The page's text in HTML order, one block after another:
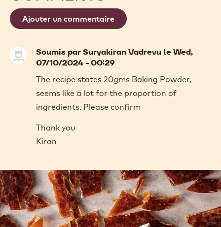
Ajouter un commentaire
Soumis parSuryakiran Vadrevu le Wed,
07/10/2024 - 00:29
The recipe states 20gms Baking Powder,
seems like a lot for the proportion of
ingredients. Please confirm
Thank you
Kiran